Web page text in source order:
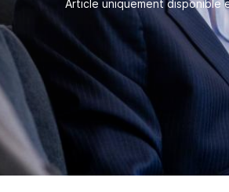
Article uniquement disponible